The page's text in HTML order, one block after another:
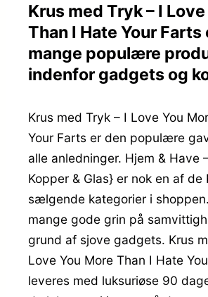
Krus med Tryk – I
Than I Hate Your Farts
mange populære
indenfor gadgets og
Krus med Tryk – I Love You
Your Farts er den populære
alle anledninger. Hjem & Have
Kopper & Glas} er nok en af de
sælgende kategorier i
mange gode grin på
grund af sjove gadgets. Krus
Love You More Than I Hate
leveres med luksuriøse 90